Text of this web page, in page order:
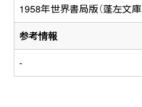
1958年世界書局版（蓬左文
参考情報
-